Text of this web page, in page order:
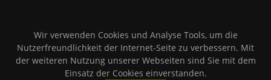
Wir verwenden Cookies und Analyse Tools, um die
Nutzerfreundlichkeit der Internet-Seite zu verbessern. Mit
der weiteren Nutzung unserer Webseiten sind Sie mit dem
Einsatz der Cookies einverstanden.